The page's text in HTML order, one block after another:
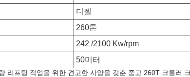
디젤
260톤
242 /2100 Kw/rpm
50미터
리프팅 작업을 위한 견고한 사양을 갖춘 중고 260T 크롤러